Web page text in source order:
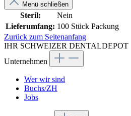
Menü schließen
Steril:
Nein
Lieferumfang: 100 Stück Packung
Zurück zum Seitenanfang
IHR SCHWEIZER DENTALDEPOT
Unternehmen
Wer wir sind
Buchs/ZH
Jobs